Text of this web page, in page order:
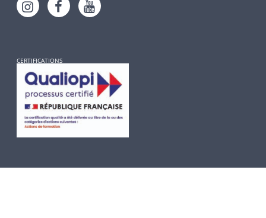
CERTIFICATIONS